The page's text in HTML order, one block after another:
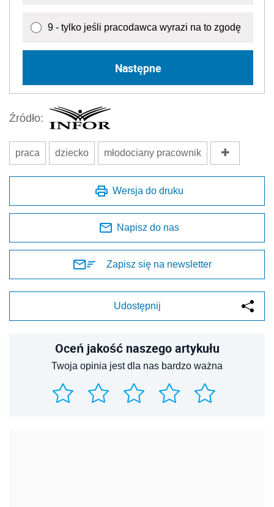
9 - tylko jeśli pracodawca wyrazi na to zgodę
Następne
Źródło:
praca dziecko młodociany pracownik
Wersja do druku
Napisz do nas
Zapisz się na newsletter
Udostępnij
Oceń jakość naszego artykułu
Twoja opinia jest dla nas bardzo ważna